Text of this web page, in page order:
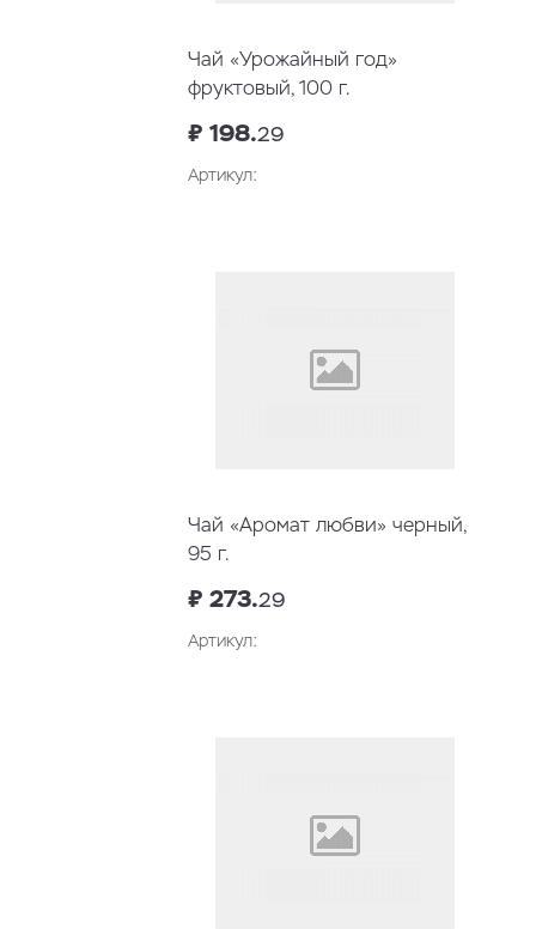
Чай «Урожайный год»
фруктовый, 100 г.
₽ 198.29
Артикул:
Чай «Аромат любви» черный,
95 г.
₽ 273.29
Артикул: